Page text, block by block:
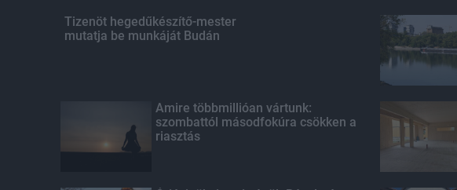
Tizenöt hegedűkészítő-mester
mutatja be munkáját Budán
Amire többmillióan vártunk:
szombattól másodfokúra csökken a
riasztás